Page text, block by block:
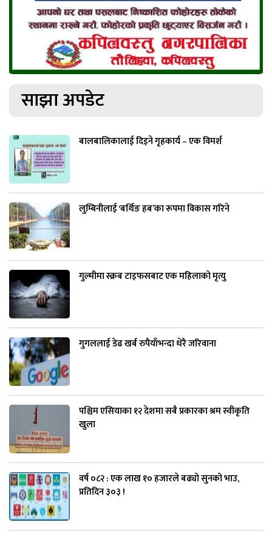
साझा अपडेट
बालबालिकालाई दिइने गृहकार्य – एक विमर्श
लुम्बिनीलाई ‘बर्थिङ हब’का रूपमा विकास गरिने
गुल्मीमा स्क्रब टाइफसबाट एक महिलाको मृत्यु
गुगललाई डेढ खर्ब रुपैयाँभन्दा धेरै जरिवाना
पश्चिम एसियाका १२ देशमा सबै प्रकारका श्रम स्वीकृति
खुला
वर्ष ०८२ : एक लाख १० हजारले बढ्यो सुनको भाउ,
प्रतिदिन ३०३ !